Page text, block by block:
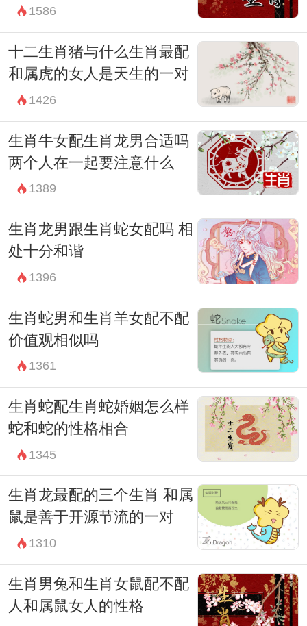
1586
十二生肖猪与什么生肖最配
和属虎的女人是天生的一对
1426
生肖牛女配生肖龙男合适吗
两个人在一起要注意什么
1389
生肖龙男跟生肖蛇女配吗 相
处十分和谐
1396
生肖蛇男和生肖羊女配不配
价值观相似吗
1361
生肖蛇配生肖蛇婚姻怎么样
蛇和蛇的性格相合
1345
生肖龙最配的三个生肖 和属
鼠是善于开源节流的一对
1310
生肖男兔和生肖女鼠配不配
人和属鼠女人的性格